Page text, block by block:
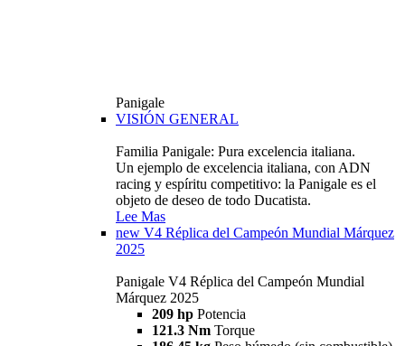
Panigale
VISIÓN GENERAL
Familia Panigale: Pura excelencia italiana.
Un ejemplo de excelencia italiana, con ADN
racing y espíritu competitivo: la Panigale es el
objeto de deseo de todo Ducatista.
Lee Mas
new V4 Réplica del Campeón Mundial Márquez
2025
Panigale V4 Réplica del Campeón Mundial
Márquez 2025
209 hp Potencia
121.3 Nm Torque